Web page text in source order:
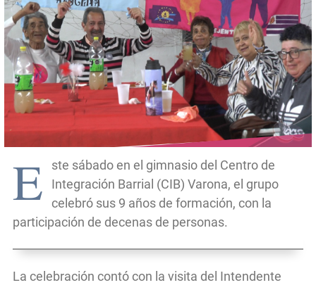
E
ste sábado en el gimnasio del Centro de
Integración Barrial (CIB) Varona, el grupo
celebró sus 9 años de formación, con la
participación de decenas de personas.
La celebración contó con la visita del Intendente